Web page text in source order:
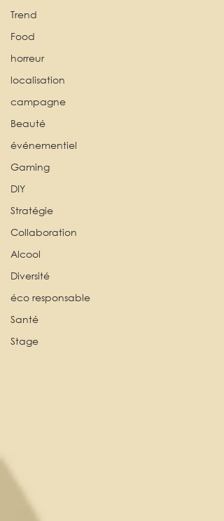
Trend
Food
horreur
localisation
campagne
Beauté
événementiel
Gaming
DIY
Stratégie
Collaboration
Alcool
Diversité
éco responsable
Santé
Stage